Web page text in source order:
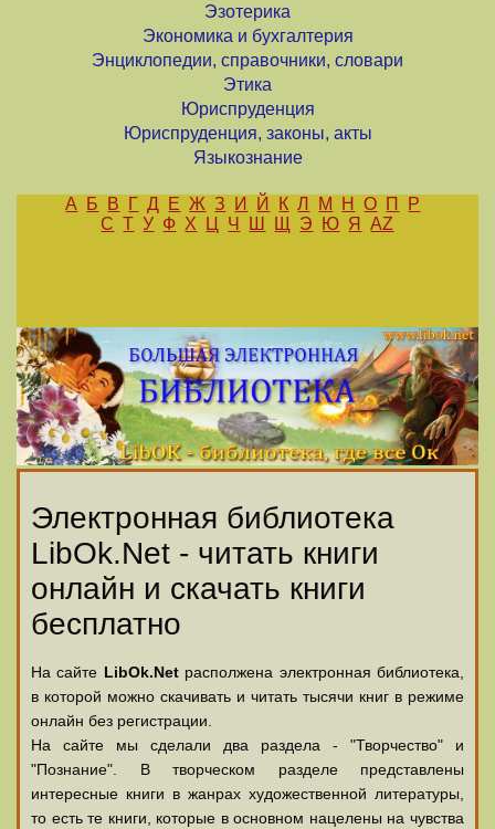
Эзотерика
Экономика и бухгалтерия
Энциклопедии, справочники, словари
Этика
Юриспруденция
Юриспруденция, законы, акты
Языкознание
А Б В Г Д Е Ж З И Й К Л М Н О П
Р
С Т У Ф Х Ц Ч Ш Щ Э Ю Я AZ
Электронная библиотека
LibOk.Net - читать книги
онлайн и скачать книги
бесплатно
На сайте LibOk.Netрасполжена электронная библиотека,
в которой можно скачивать и читать тысячи книг в режиме
онлайн без регистрации.
На сайте мы сделали два раздела - "Творчество" и
"Познание". В творческом разделе представлены
интересные книги в жанрах художественной литературы,
то есть те книги, которые в основном нацелены на чувства